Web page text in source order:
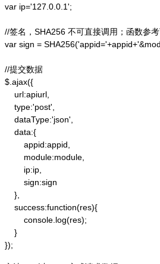
var ip='127.0.0.1';
//签名，SHA256 不可直接调用；函数参
var sign =
//提交数据
$.ajax({
    url:apiurl,
    type:'post',
    dataType:'json',
    data:{
        appid:appid,
        module:module,
        ip:ip,
        sign:sign
    },
    success:function(res){
        console.log(res);
    }
});